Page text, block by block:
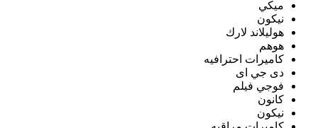
ميكي
نيكون
هوليلاند لارك
هوهم
كاميرات احترافيه
دى جي اى
فوجي فيلم
كانون
نيكون